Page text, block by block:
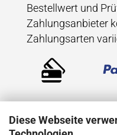
Diese Webseite
Bestellwert und
Zahlungsanbieter
Zahlungsarten